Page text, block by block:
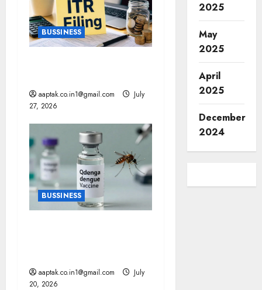
BUSSINESS
aaptak.co.in1@gmail.com
July
27, 2026
BUSSINESS
aaptak.co.in1@gmail.com
July
20, 2026
2025
May
2025
April
2025
December
2024